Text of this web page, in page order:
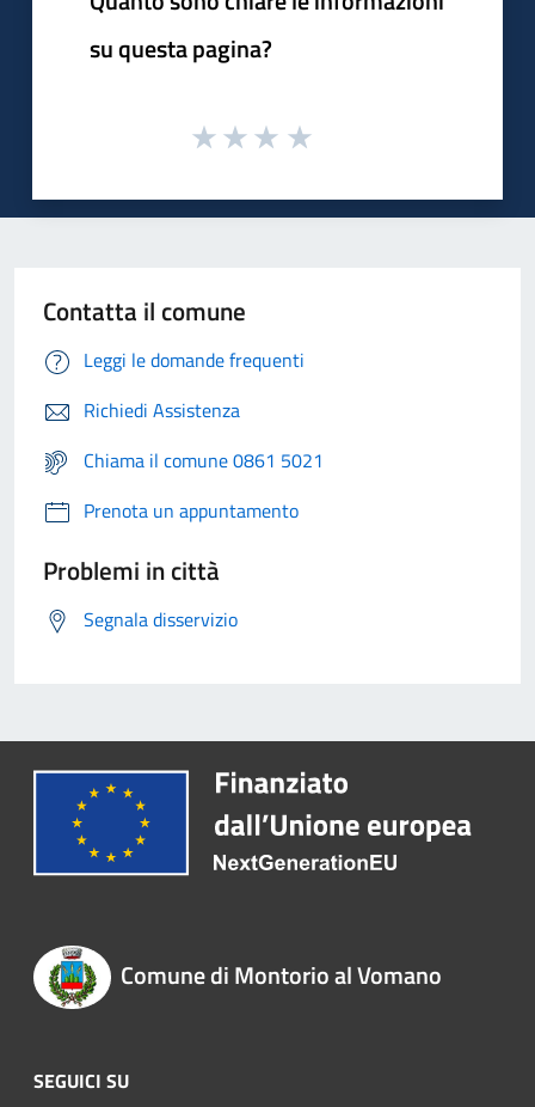
su questa pagina?
Contatta il comune
Leggi le domande frequenti
Richiedi Assistenza
Chiama il comune 0861 5021
Prenota un appuntamento
Problemi in città
Segnala disservizio
Comune di Montorio al Vomano
SEGUICI SU